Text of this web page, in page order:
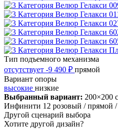
Тип подъемного механизма
отсутствует -9 490 ₽ прямой
Вариант опоры
высокие низкие
Выбранный вариант: 200×200
Инфинити 12 розовый / прямой
Другой сценарий выбора
Хотите другой дизайн?